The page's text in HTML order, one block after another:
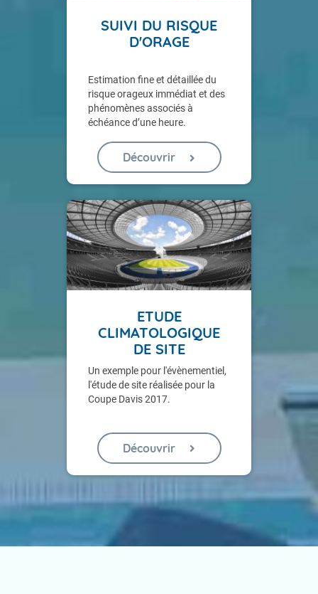
SUIVI DU RISQUE
D'ORAGE
Estimation fine et détaillée du
risque orageux immédiat et des
phénomènes associés à
échéance d’une heure.
Découvrir
ETUDE
CLIMATOLOGIQUE
DE SITE
Un exemple pour l'évènementiel,
l'étude de site réalisée pour la
Coupe Davis 2017.
Découvrir